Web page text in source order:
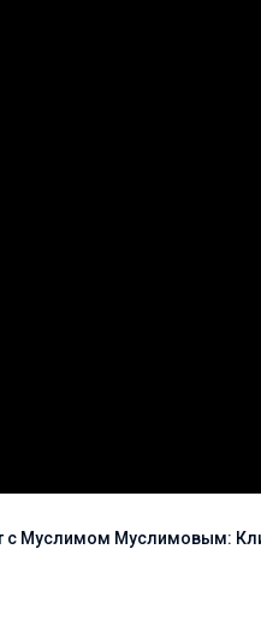
Муслимом Муслимовым: